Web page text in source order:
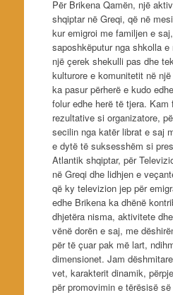
Për Brikena Qamën, një
shqiptar në Greqi, që në
kur emigroi me familjen e
saposhkëputur nga shkolla
një çerek shekulli pas dhe
kulturore e komunitetit në
ka pasur përherë e kudo
folur edhe herë të tjera. Kam
rezultative si organizatore,
secilin nga katër librat e saj
e dytë të suksesshëm si
Atlantik shqiptar, për
në Greqi dhe lidhjen e
që ky televizion jep për
edhe Brikena ka dhënë
dhjetëra nisma, aktivitete
vënë dorën e saj, me
për të çuar pak më lart,
dimensionet. Jam
vet, karakterit dinamik,
për promovimin e tërësisë